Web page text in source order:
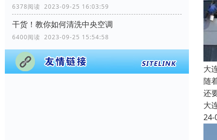
6378阅读 2023-09-25 16:03:59
干货！教你如何清洗中央空调
6400阅读 2023-09-25 15:54:58
大
随
还
大
24-